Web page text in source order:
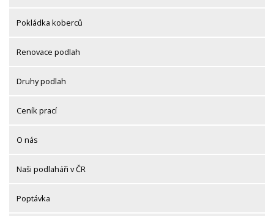
Pokládka koberců
Renovace podlah
Druhy podlah
Ceník prací
O nás
Naši podlaháři v ČR
Poptávka